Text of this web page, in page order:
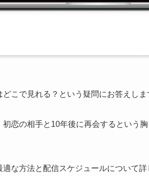
こで見れる？という疑問にお答えしま
恋の相手と10年後に再会するという
な方法と配信スケジュールについて詳